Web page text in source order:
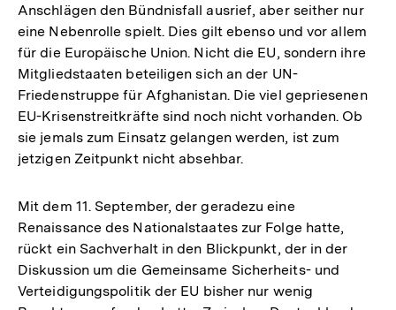
Anschlägen den Bündnisfall ausrief, aber seither nur
eine Nebenrolle spielt. Dies gilt ebenso und vor allem
für die Europäische Union. Nicht die EU, sondern ihre
Mitgliedstaaten beteiligen sich an der UN-
Friedenstruppe für Afghanistan. Die viel gepriesenen
EU-Krisenstreitkräfte sind noch nicht vorhanden. Ob
sie jemals zum Einsatz gelangen werden, ist zum
jetzigen Zeitpunkt nicht absehbar.
Mit dem 11. September, der geradezu eine
Renaissance des Nationalstaates zur Folge hatte,
rückt ein Sachverhalt in den Blickpunkt, der in der
Diskussion um die Gemeinsame Sicherheits- und
Verteidigungspolitik der EU bisher nur wenig